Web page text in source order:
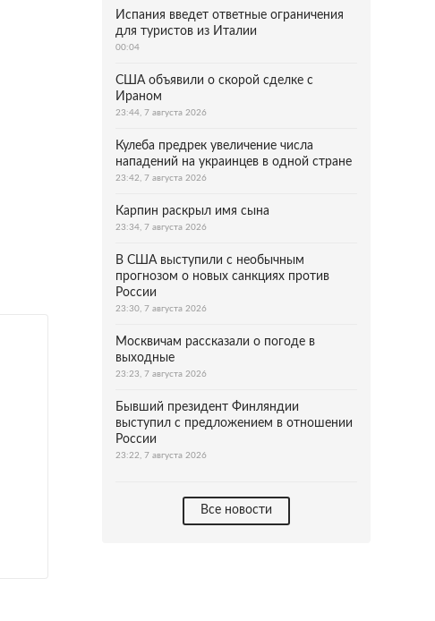
Испания введет ответные ограничения
для туристов из Италии
00:04
США объявили о скорой сделке с
Ираном
23:44, 7 августа 2026
Кулеба предрек увеличение числа
нападений на украинцев в одной стране
23:42, 7 августа 2026
Карпин раскрыл имя сына
23:34, 7 августа 2026
В США выступили с необычным
прогнозом о новых санкциях против
России
23:30, 7 августа 2026
Москвичам рассказали о погоде в
выходные
23:23, 7 августа 2026
Бывший президент Финляндии
выступил с предложением в отношении
России
23:22, 7 августа 2026
Все новости